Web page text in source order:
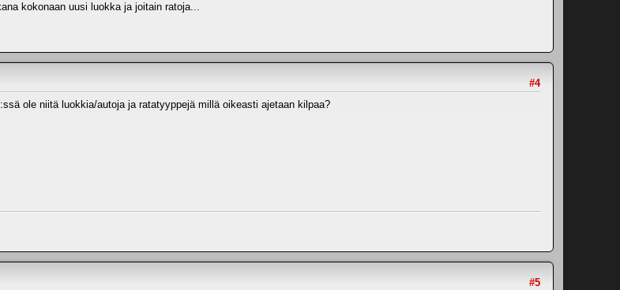
kokonaan uusi luokka ja joitain ratoja...
#4
ole niitä luokkia/autoja ja ratatyyppejä millä oikeasti ajetaan kilpaa?
#5